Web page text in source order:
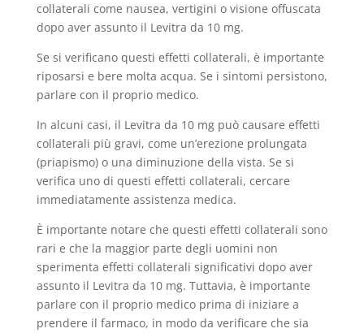
collaterali come nausea, vertigini o visione offuscata
dopo aver assunto il Levitra da 10 mg.
Se si verificano questi effetti collaterali, è importante
riposarsi e bere molta acqua. Se i sintomi persistono,
parlare con il proprio medico.
In alcuni casi, il Levitra da 10 mg può causare effetti
collaterali più gravi, come un’erezione prolungata
(priapismo) o una diminuzione della vista. Se si
verifica uno di questi effetti collaterali, cercare
immediatamente assistenza medica.
È importante notare che questi effetti collaterali sono
rari e che la maggior parte degli uomini non
sperimenta effetti collaterali significativi dopo aver
assunto il Levitra da 10 mg. Tuttavia, è importante
parlare con il proprio medico prima di iniziare a
prendere il farmaco, in modo da verificare che sia